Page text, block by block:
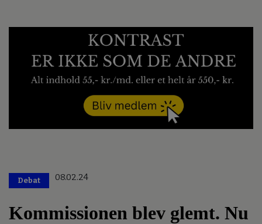
Debat 08.02.24
Kommissionen blev glemt. Nu